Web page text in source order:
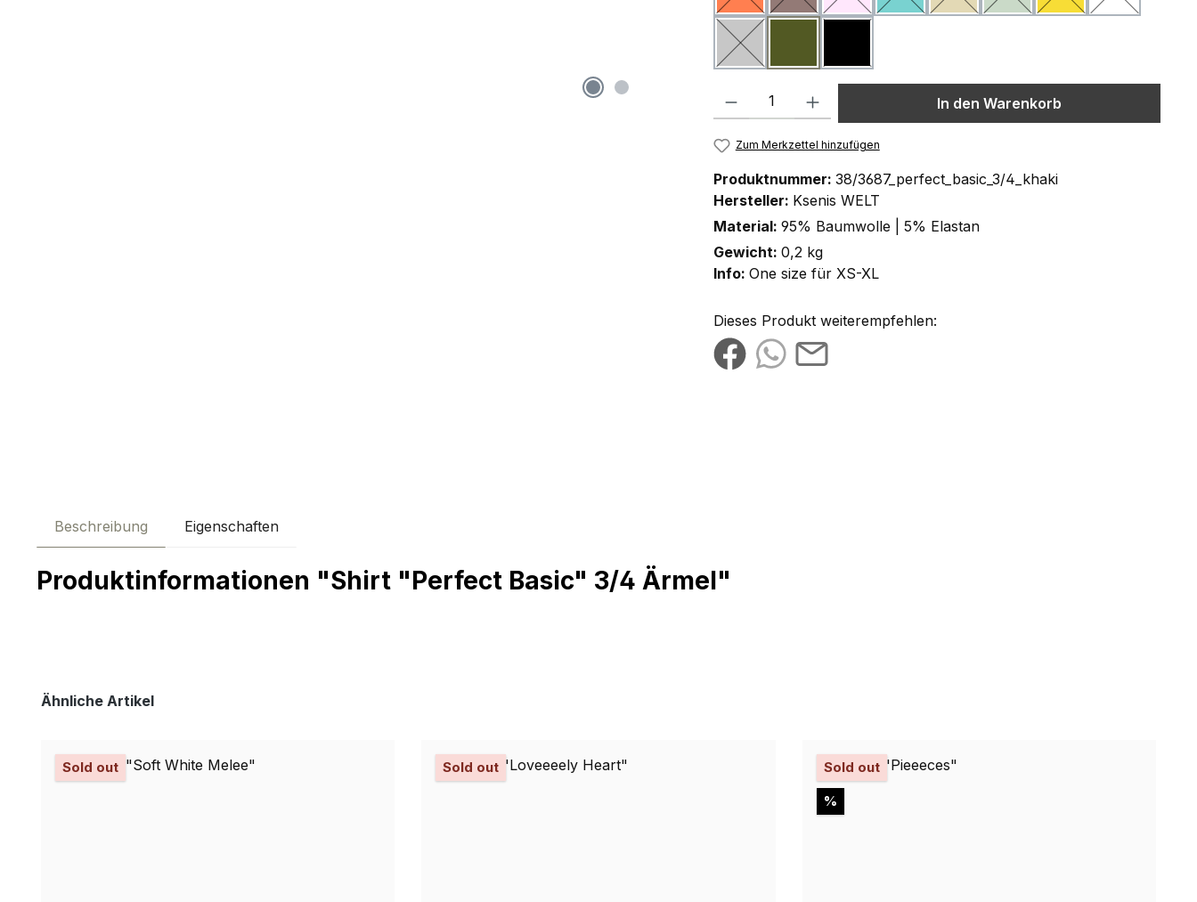
hellgrau
(Diese Option ist zurzeit nicht verfügbar.)
Produkt Anzahl: Gib den gewünschten Wert ein oder benutze die Schaltflächen
In den Warenkorb
Zum Merkzettel hinzufügen
Produktnummer: 38/3687_perfect_basic_3/4_khaki
Hersteller: Ksenis WELT
Material: 95% Baumwolle | 5% Elastan
Gewicht: 0,2 kg
Info: One size für XS-XL
Dieses Produkt weiterempfehlen:
Beschreibung Eigenschaften
Produktinformationen "Shirt "Perfect Basic" 3/4 Ärmel"
Produktgalerie überspringen
Ähnliche Artikel
Sold out Sold out
Sold out
%Rabatt